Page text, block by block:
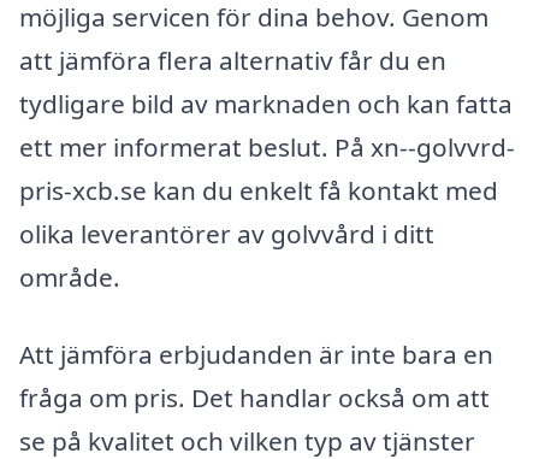
möjliga servicen för dina behov. Genom
att jämföra flera alternativ får du en
tydligare bild av marknaden och kan fatta
ett mer informerat beslut. På xn--golvvrd-
pris-xcb.se kan du enkelt få kontakt med
olika leverantörer av golvvård i ditt
område.
Att jämföra erbjudanden är inte bara en
fråga om pris. Det handlar också om att
se på kvalitet och vilken typ av tjänster